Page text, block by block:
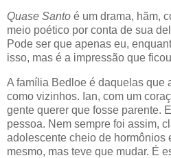
Quase Santo é um drama, hãm,
meio poético por conta de sua
Pode ser que apenas eu,
isso, mas é a impressão que
A família Bedloe é daquelas que
como vizinhos. Ian, com um
gente querer que fosse parente.
pessoa. Nem sempre foi assim,
adolescente cheio de hormônios
mesmo, mas teve que mudar. É